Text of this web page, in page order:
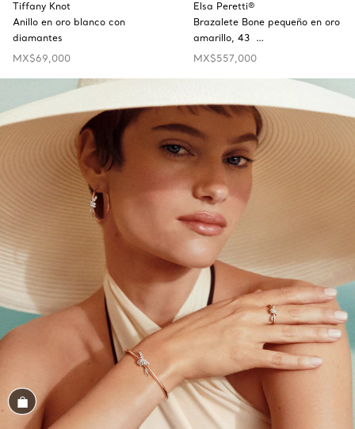
Tiffany Knot
Anillo en oro blanco con
diamantes
MX$69,000
Elsa Peretti®
Brazalete Bone pequeño en oro
amarillo, 43 …
MX$557,000
Conozca el look